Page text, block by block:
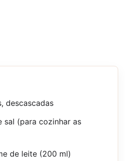
descascadas
sal (para cozinhar as
de leite (200 ml)